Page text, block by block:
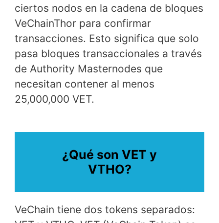
ciertos nodos en la cadena de bloques
VeChainThor para confirmar
transacciones. Esto significa que solo
pasa bloques transaccionales a través
de Authority Masternodes que
necesitan contener al menos
25,000,000 VET.
¿Qué son VET y
VTHO?
VeChain tiene dos tokens separados: